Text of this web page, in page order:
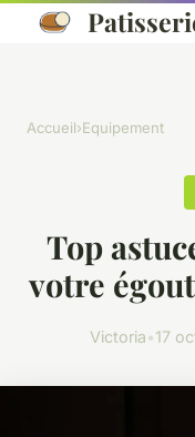
Accueil›Equipement
Top
votre
Victoria•17